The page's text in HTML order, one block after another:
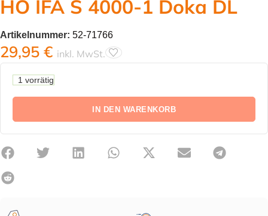
HO IFA S 4000-1 Doka DL
Artikelnummer: 52-71766
29,95 € inkl. MwSt.
1 vorrätig
IN DEN WARENKORB